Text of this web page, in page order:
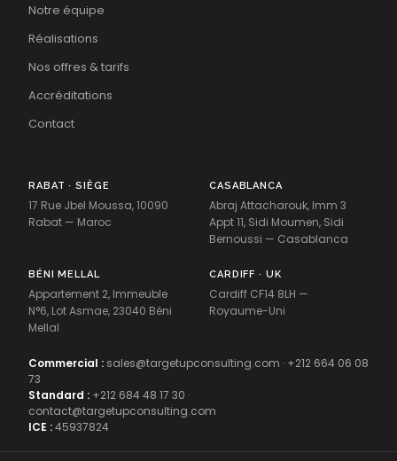
Notre équipe
Réalisations
Nos offres & tarifs
Accréditations
Contact
RABAT · SIÈGE
17 Rue Jbel Moussa, 10090
Rabat — Maroc
CASABLANCA
Abraj Attacharouk, Imm 3
Appt 11, Sidi Moumen, Sidi
Bernoussi — Casablanca
BÉNI MELLAL
Appartement 2, Immeuble
N°6, Lot Asmae, 23040 Béni
Mellal
CARDIFF · UK
Cardiff CF14 8LH —
Royaume-Uni
Commercial : sales@targetupconsulting.com · +212 664 06 08
73
Standard : +212 684 48 17 30 ·
contact@targetupconsulting.com
ICE :45937824